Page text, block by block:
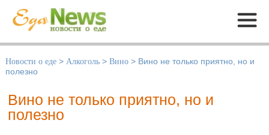
Меню
Новости о еде > Алкоголь > Вино > Вино не только приятно, но и
полезно
Вино не только приятно, но и
полезно